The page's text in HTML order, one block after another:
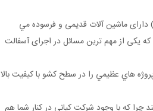
دارای ماشين آلات قديمی و فرسوده مي
یکی از مهم ترین مسائل در اجرای آسفالت
هاي عظيمي را در سطح کشو با کيفيت بالا
چرا که با وجود شرکت کياني در کنار شما هم